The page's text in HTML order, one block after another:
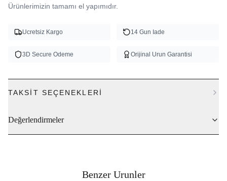
Ürünlerimizin tamamı el yapımıdır.
Ucretsiz Kargo 14 Gun Iade
3D Secure Odeme Orijinal Urun Garantisi
TAKSIT SEÇENEKLERI
Değerlendirmeler
Benzer Urunler